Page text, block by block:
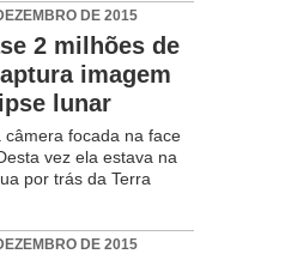
DE 2015
2 milhões de
imagem
lunar
câmera focada na face
vez ela estava na
por trás da Terra
DE 2015